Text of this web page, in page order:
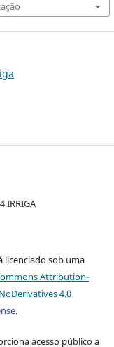
IRRIGA
licenciado sob uma
Attribution-
4.0
.
acesso público a